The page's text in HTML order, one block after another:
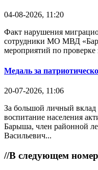
04-08-2026, 11:20
Факт нарушения
сотрудники МО МВД
мероприятий по
Медаль за
20-07-2026, 11:06
За большой личный вклад
воспитание населения
Барыша, член районной
Васильевич...
//В следующем